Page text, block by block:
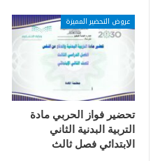
عروض التحضير المميزة
تحضير فواز الحربي مادة
التربية البدنية الثاني
الابتدائي فصل ثالث